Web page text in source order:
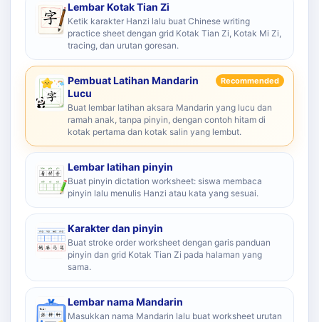
Lembar Kotak Tian Zi
Ketik karakter Hanzi lalu buat Chinese writing
practice sheet dengan grid Kotak Tian Zi, Kotak Mi Zi,
tracing, dan urutan goresan.
Pembuat Latihan Mandarin
Lucu
Recommended
Buat lembar latihan aksara Mandarin yang lucu dan
ramah anak, tanpa pinyin, dengan contoh hitam di
kotak pertama dan kotak salin yang lembut.
Lembar latihan pinyin
Buat pinyin dictation worksheet: siswa membaca
pinyin lalu menulis Hanzi atau kata yang sesuai.
Karakter dan pinyin
Buat stroke order worksheet dengan garis panduan
pinyin dan grid Kotak Tian Zi pada halaman yang
sama.
Lembar nama Mandarin
Masukkan nama Mandarin lalu buat worksheet urutan